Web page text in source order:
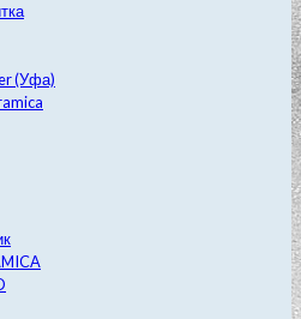
(Уфа)